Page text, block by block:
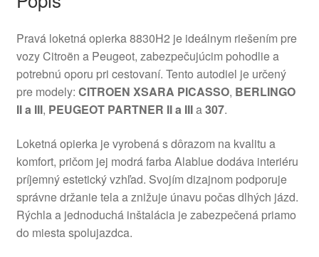
Pravá loketná opierka 8830H2 je ideálnym riešením pre
vozy Citroën a Peugeot, zabezpečujúcim pohodlie a
potrebnú oporu pri cestovaní. Tento autodiel je určený
pre modely: CITROEN XSARA PICASSO, BERLINGO
II a III, PEUGEOT PARTNER II a IIIa307.
Loketná opierka je vyrobená s dôrazom na kvalitu a
komfort, pričom jej modrá farba Alablue dodáva interiéru
príjemný estetický vzhľad. Svojím dizajnom podporuje
správne držanie tela a znižuje únavu počas dlhých jázd.
Rýchla a jednoduchá inštalácia je zabezpečená priamo
do miesta spolujazdca.